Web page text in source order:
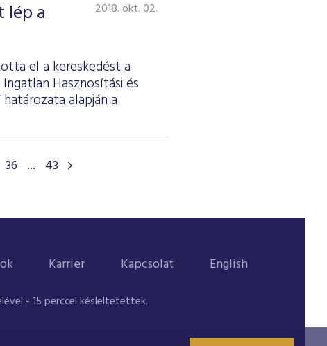
lép a
2018. okt. 02.
el a kereskedést a
Hasznosítási és
alapján a
36 ... 43
Karrier Kapcsolat English
- 15 perccel késleltetettek.